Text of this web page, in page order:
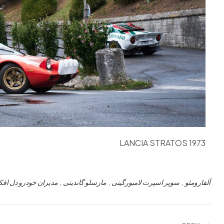
1973 LANCIA STRATOS
آلفارومئو سوپر اسپرت لامبورگینی مارسلو گاندینی مدیران خودرو دل